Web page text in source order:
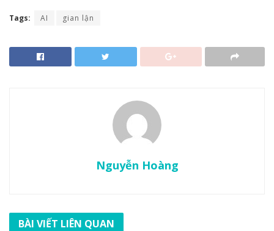
Tags: AI gian lận
Nguyễn Hoàng
BÀI VIẾT LIÊN QUAN